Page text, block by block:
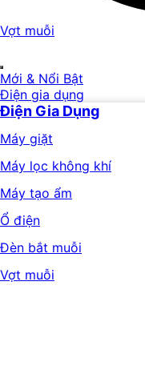
Vợt muỗi
Mới & Nổi Bật
Điện gia dụng
Điện Gia Dụng
Máy giặt
Máy lọc không khí
Máy tạo ẩm
Ổ điện
Đèn bắt muỗi
Vợt muỗi